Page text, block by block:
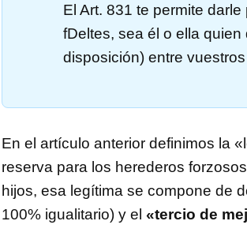
El Art. 831 te permite
fDeltes, sea él o ella
disposición) entre
En el artículo anterior definimos la
reserva para los herederos
hijos, esa legítima se compone de
100% igualitario) y el «tercio de